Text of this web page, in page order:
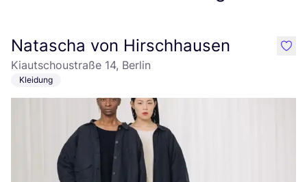
Natascha von Hirschhausen
Kiautschoustraße 14, Berlin
Kleidung
like